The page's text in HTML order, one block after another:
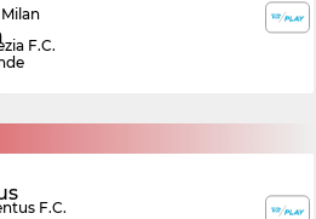
F.C.
F.C.